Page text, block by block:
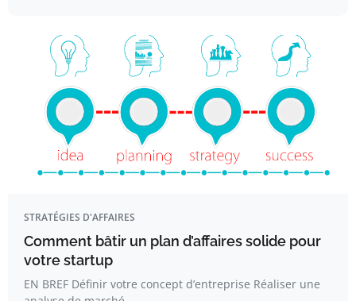
STRATÉGIES D'AFFAIRES
Comment bâtir un plan d’affaires solide pour
votre startup
EN BREF Définir votre concept d’entreprise Réaliser une